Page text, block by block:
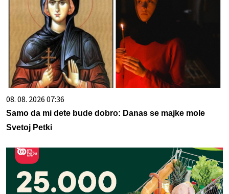
08. 08. 2026 07:36
Samo da mi dete bude dobro: Danas se majke mole
Svetoj Petki